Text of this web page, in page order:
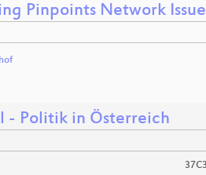
Pinpoints Network
- Politik in Österreich